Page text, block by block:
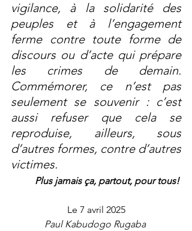
vigilance, à la solidarité des
peuples et à l’engagement
ferme contre toute forme de
discours ou d’acte qui prépare
les crimes de demain.
Commémorer, ce n’est pas
seulement se souvenir : c’est
aussi refuser que cela se
reproduise, ailleurs, sous
d’autres formes, contre d’autres
victimes.
Plus jamais ça, partout, pour tous!
Le 7 avril 2025
Paul Kabudogo Rugaba